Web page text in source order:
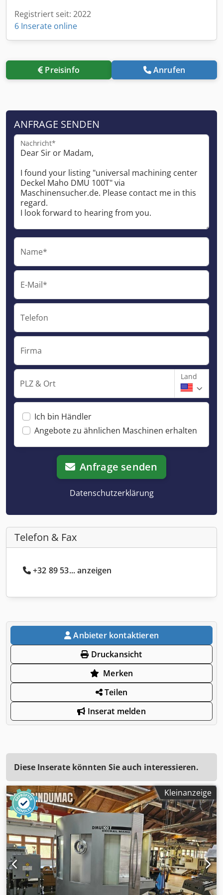
Registriert seit: 2022
6 Inserate online
Preisinfo Anrufen
ANFRAGE SENDEN
Nachricht*
Name*
E-Mail*
Telefon
Firma
PLZ & Ort
Land
Ich bin Händler
Angebote zu ähnlichen Maschinen erhalten
Anfrage senden
Datenschutzerklärung
Telefon & Fax
+32 89 53... anzeigen
Anbieter kontaktieren
Druckansicht
Merken
Teilen
Inserat melden
Diese Inserate könnten Sie auch interessieren.
Kleinanzeige